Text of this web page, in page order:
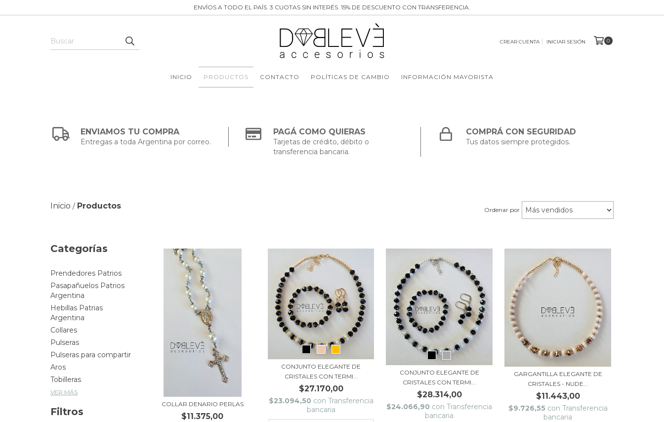
ENVÍOS A TODO EL PAÍS. 3 CUOTAS SIN INTERÉS. 15% DE DESCUENTO CON TRANSFERENCIA.
CREAR CUENTA INICIAR SESIÓN 0
INICIO PRODUCTOS CONTACTO POLÍTICAS DE CAMBIO INFORMACIÓN MAYORISTA
ENVIAMOS TU COMPRA
Entregas a toda Argentina por correo.
PAGÁ COMO QUIERAS
Tarjetas de crédito, débito o
transferencia bancaria.
COMPRÁ CON SEGURIDAD
Tus datos siempre protegidos.
Inicio / Productos Ordenar por
Categorías
Prendedores Patrios
Pasapañuelos Patrios
Argentina
Hebillas Patrias
Argentina
Collares
Pulseras
Pulseras para compartir
Aros
Tobilleras
VER MÁS
Filtros
COLLAR DENARIO PERLAS
$11.375,00
CONJUNTO ELEGANTE DE
CRISTALES CON TERMI...
$27.170,00
$23.094,50 con Transferencia
bancaria
CONJUNTO ELEGANTE DE
CRISTALES CON TERMI...
$28.314,00
$24.066,90 con Transferencia
bancaria
GARGANTILLA ELEGANTE DE
CRISTALES - NUDE...
$11.443,00
$9.726,55 con Transferencia
bancaria